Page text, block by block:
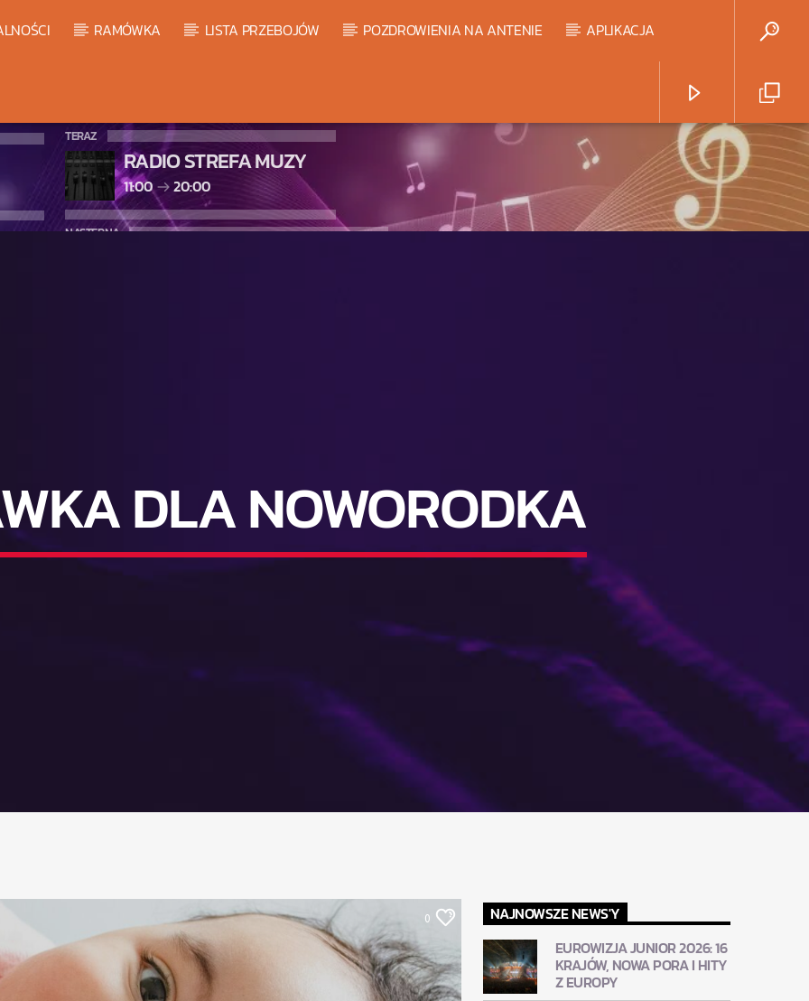
RAMÓWKA LISTA PRZEBOJÓW POZDROWIENIA NA ANTENIE APLIKACJA
TERAZ
RADIO STREFA MUZY
11:00 20:00
NASTĘPNA
DLA NOWORODKA
0
NAJNOWSZE NEWS'Y
EUROWIZJA JUNIOR 2026: 16
KRAJÓW, NOWA PORA I HITY
Z EUROPY